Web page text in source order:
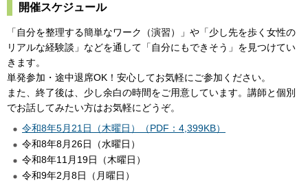
開催スケジュール
「自分を整理する簡単なワーク（演習）」や「少し先を歩く女性の
リアルな経験談」などを通して「自分にもできそう」を見つけてい
きます。
単発参加・途中退席OK！安心してお気軽にご参加ください。
また、終了後は、少し余白の時間をご用意しています。講師と個別
でお話してみたい方はお気軽にどうぞ。
令和8年5月21日（木曜日）（PDF：4,399KB）
令和8年8月26日（水曜日）
令和8年11月19日（木曜日）
令和9年2月8日（月曜日）